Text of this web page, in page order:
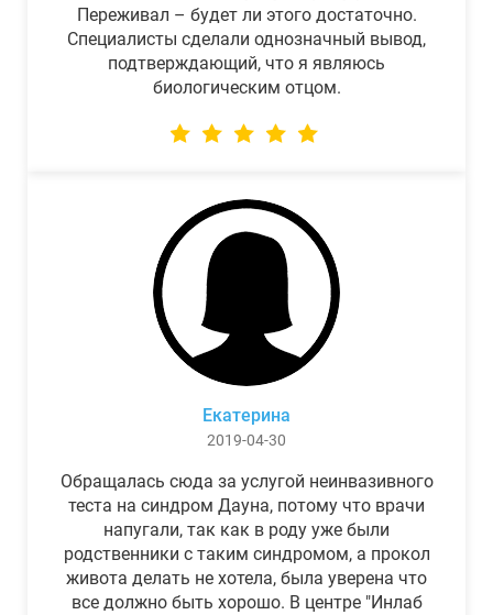
Переживал – будет ли этого достаточно.
Специалисты сделали однозначный вывод,
подтверждающий, что я являюсь
биологическим отцом.
Екатерина
2019-04-30
Обращалась сюда за услугой неинвазивного
теста на синдром Дауна, потому что врачи
напугали, так как в роду уже были
родственники с таким синдромом, а прокол
живота делать не хотела, была уверена что
все должно быть хорошо. В центре "Инлаб